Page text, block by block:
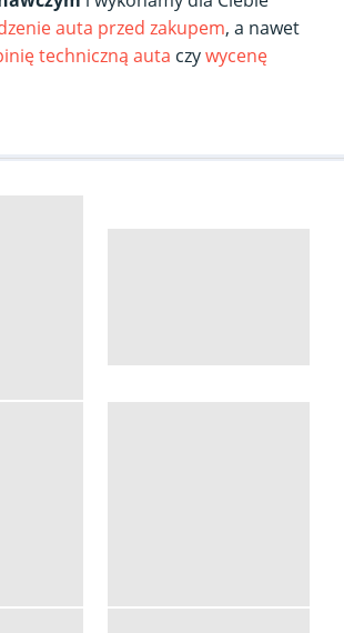
auta przed zakupem, a nawet
techniczną auta czywycenę